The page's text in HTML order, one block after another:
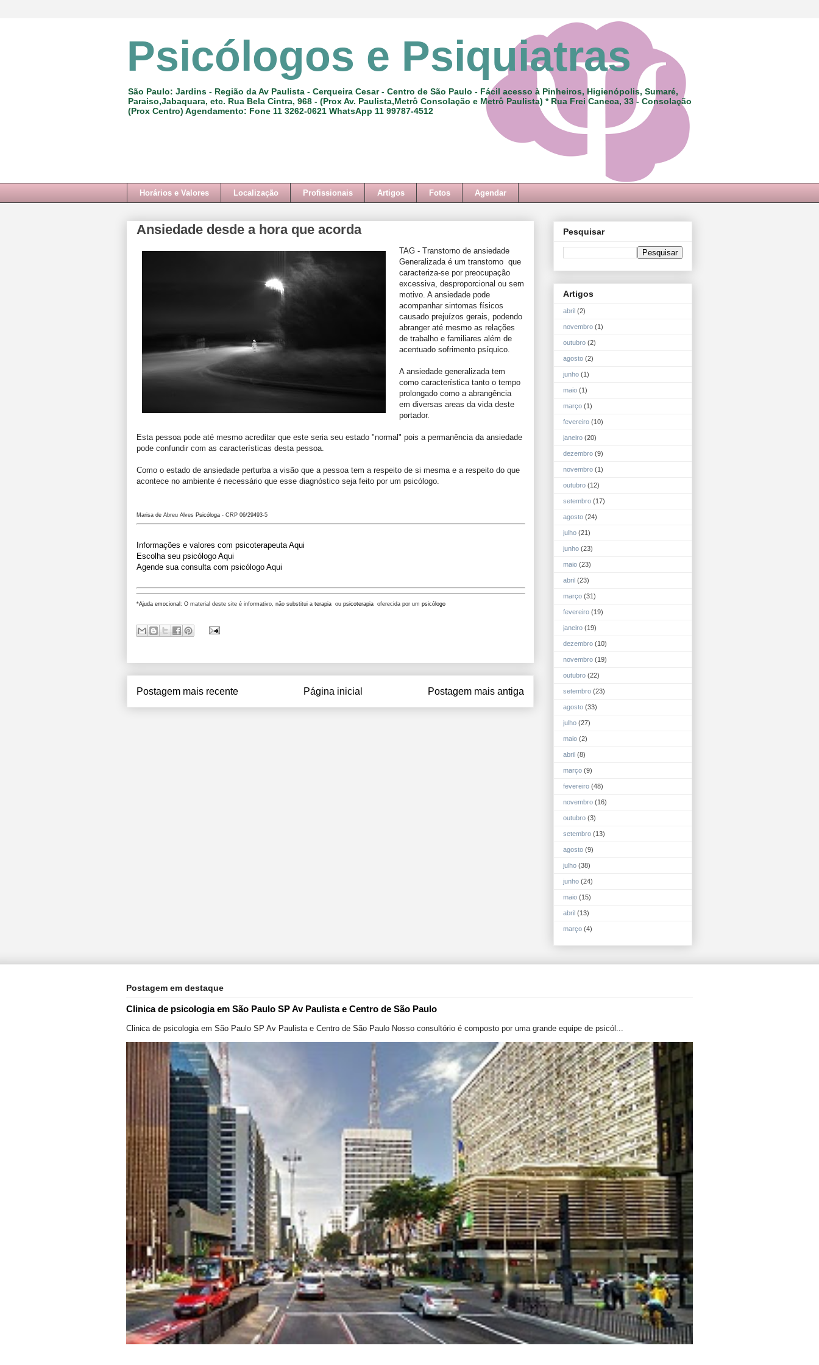
Psicólogos e Psiquiatras
São Paulo: Jardins - Região da Av Paulista - Cerqueira Cesar - Centro de São Paulo - Fácil acesso à Pinheiros, Higienópolis, Sumaré,
Paraiso,Jabaquara, etc. Rua Bela Cintra, 968 - (Prox Av. Paulista,Metrô Consolação e Metrô Paulista) * Rua Frei Caneca, 33 - Consolação
(Prox Centro) Agendamento: Fone 11 3262-0621 WhatsApp 11 99787-4512
Horários e Valores Localização Profissionais Artigos Fotos Agendar
Ansiedade desde a hora que acorda
TAG - Transtorno de ansiedade
Generalizada é um transtorno que
caracteriza-se por preocupação
excessiva, desproporcional ou sem
motivo. A ansiedade pode
acompanhar sintomas físicos
causado prejuízos gerais , podendo
abranger até mesmo as relações
de trabalho e familiares além de
acentuado sofrimento psíquico
A ansiedade generalizada tem
como característica tanto o tempo
prolongado como a abrangência
em diversas areas da vida deste
portador.
Esta pessoa pode até mesmo acreditar que este seria seu estado "normal" pois a permanência da ansiedade
pode confundir com as características desta pessoa.
Como o estado de ansiedade perturba a visão que a pessoa tem a respeito de si mesma e a respeito do que
acontece no ambiente é necessário que esse diagnóstico seja feito por um psicólogo.
Marisa de Abreu Alves Psicóloga - CRP 06/29493-5
Informações e valores com psicoterapeuta Aqui
Escolha seu psicólogo Aqui
Agende sua consulta com psicólogo Aqui
*Ajuda emocional : O material deste site é informativo, não substitui a terapia ou psicoterapia oferecida por um psicólogo
Postagem mais recente Postagem mais antiga
Página inicial
Pesquisar
Artigos
abril (2)
novembro (1)
outubro (2)
agosto (2)
junho (1)
maio (1)
março (1)
fevereiro (10)
janeiro (20)
dezembro (9)
novembro (1)
outubro (12)
setembro (17)
agosto (24)
julho (21)
junho (23)
maio (23)
abril (23)
março (31)
fevereiro (19)
janeiro (19)
dezembro (10)
novembro (19)
outubro (22)
setembro (23)
agosto (33)
julho (27)
maio (2)
abril (8)
março (9)
fevereiro (48)
novembro (16)
outubro (3)
setembro (13)
agosto (9)
julho (38)
junho (24)
maio (15)
abril (13)
março (4)
Postagem em destaque
Clinica de psicologia em São Paulo SP Av Paulista e Centro de São Paulo
Clinica de psicologia em São Paulo SP Av Paulista e Centro de São Paulo Nosso consultório é composto por uma grande equipe de psicól...